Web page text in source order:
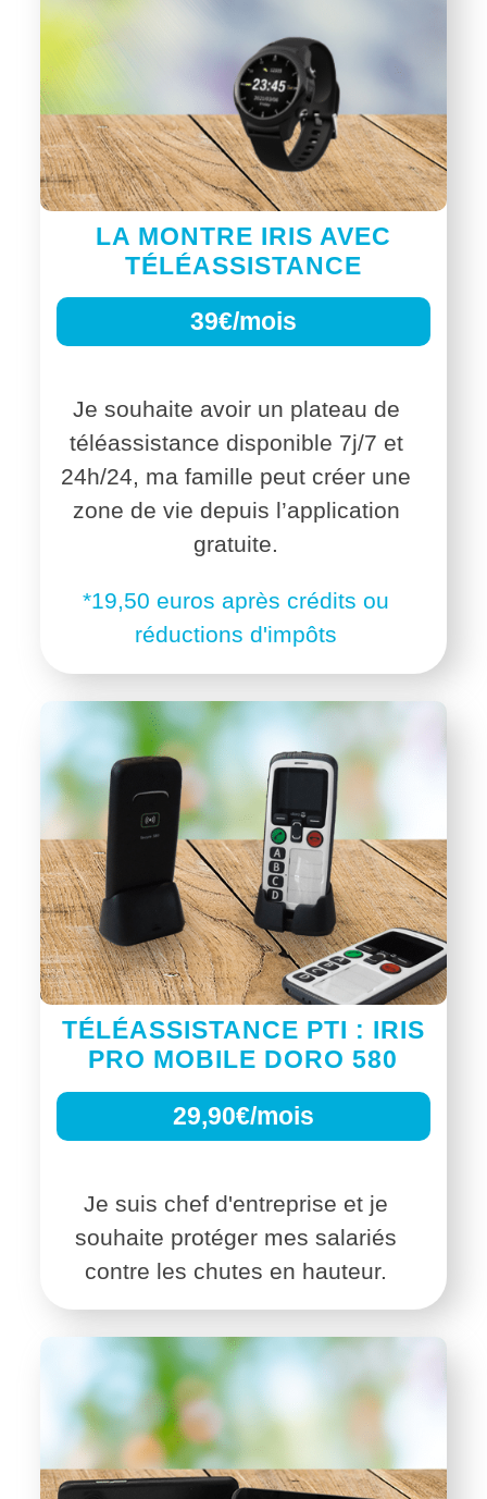
LA MONTRE IRIS AVEC
TÉLÉASSISTANCE
39€/mois
Je souhaite avoir un plateau de
téléassistance disponible 7j/7 et
24h/24, ma famille peut créer une
zone de vie depuis l’application
gratuite.
*19,50 euros après crédits ou
réductions d'impôts
TÉLÉASSISTANCE PTI : IRIS
PRO MOBILE DORO 580
29,90€/mois
Je suis chef d'entreprise et je
souhaite protéger mes salariés
contre les chutes en hauteur.